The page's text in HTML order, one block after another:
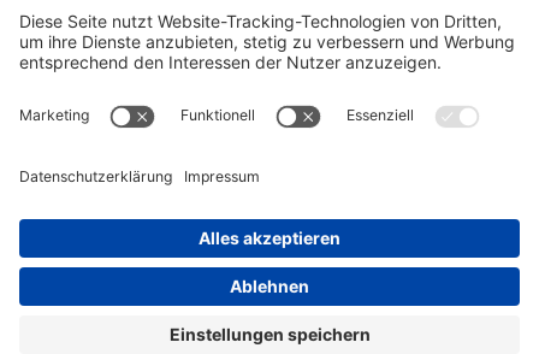
Darstellung
Im Zeitraum
Statistik
849 Themen
10.548 Beiträge (1,2 Beiträge pro Tag)